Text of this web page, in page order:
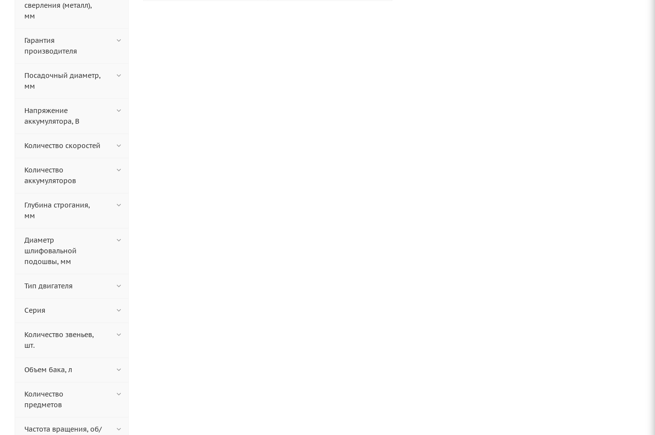
сверления (металл),
мм
Гарантия
производителя
Посадочный диаметр,
мм
Напряжение
аккумулятора, В
Количество скоростей
Количество
аккумуляторов
Глубина строгания,
мм
Диаметр
шлифовальной
подошвы, мм
Тип двигателя
Серия
Количество звеньев,
шт.
Объем бака, л
Количество
предметов
Частота вращения, об/